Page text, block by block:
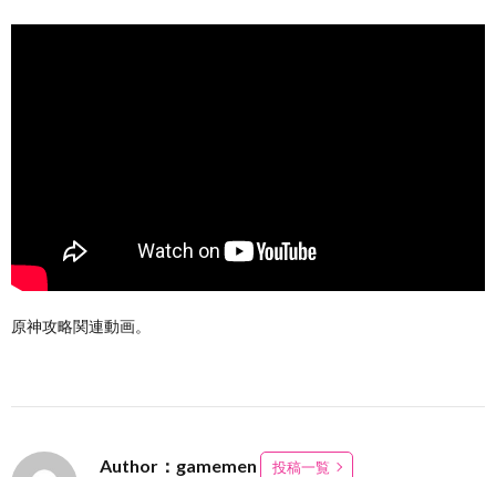
原神攻略関連動画。
Author：gamemen 投稿一覧